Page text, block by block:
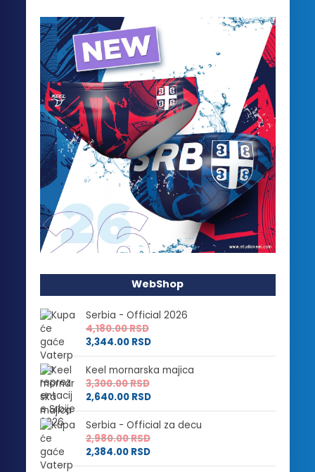
WebShop
Serbia - Official 2026
4,180.00RSD
3,344.00 RSD
Keel mornarska majica
3,300.00RSD
2,640.00 RSD
Serbia - Official za decu
2,980.00RSD
2,384.00 RSD